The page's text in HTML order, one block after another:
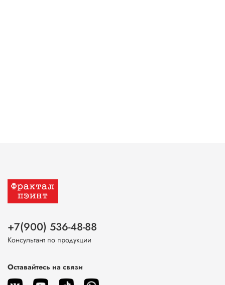
+7(900) 536-48-88
Консультант по продукции
Оставайтесь на связи